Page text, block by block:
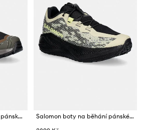
Salomon boty trekingové pánské X ULTRA 360 GTX
Salomon boty na běhání pánské AERO GLIDE 4 GRVL